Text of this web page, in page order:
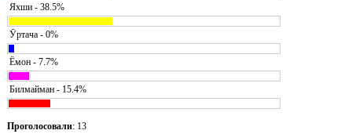
Яхши - 38.5%
Ӯртача - 0%
Ёмон - 7.7%
Билмайман - 15.4%
Проголосовали: 13